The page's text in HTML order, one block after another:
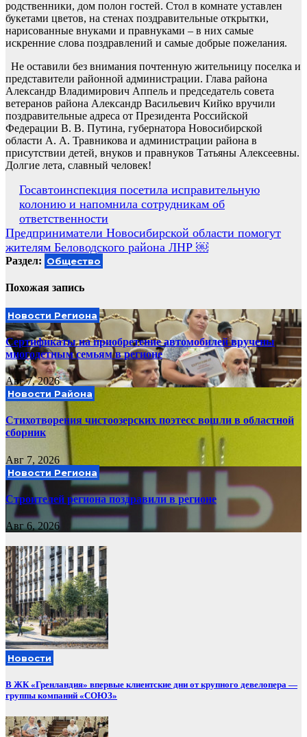
родственники, дом полон гостей. Стол в комнате уставлен
букетами цветов, на стенах поздравительные открытки,
нарисованные внуками и правнуками – в них самые
искренние слова поздравлений и самые добрые пожелания.
Не оставили без внимания почтенную жительницу поселка и
представители районной администрации. Глава района
Александр Владимирович Аппель и председатель совета
ветеранов района Александр Васильевич Кийко вручили
поздравительные адреса от Президента Российской
Федерации В. В. Путина, губернатора Новосибирской
области А. А. Травникова и администрации района в
присутствии детей, внуков и правнуков Татьяны Алексеевны.
Долгие лета, славный человек!
Навигация
по
записям
Госавтоинспекция посетила исправительную
колонию и напомнила сотрудникам об
ответственности
Предприниматели Новосибирской области помогут
жителям Беловодского района ЛНР ￼
Раздел: Общество
Похожая запись
Новости Региона
Сертификаты на приобретение автомобилей вручены
многодетным семьям в регионе
Авг 7, 2026
Новости Района
Стихотворения чистоозерских поэтесс вошли в областной
сборник
Авг 7, 2026
Новости Региона
Строителей региона поздравили в регионе
Авг 6, 2026
Новости
В ЖК «Гренландия» впервые клиентские дни от крупного девелопера —
группы компаний «СОЮЗ»